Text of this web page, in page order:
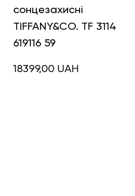
сонцезахисні
TIFFANY&CO. TF 3114
619116 59
18399,00 UAH